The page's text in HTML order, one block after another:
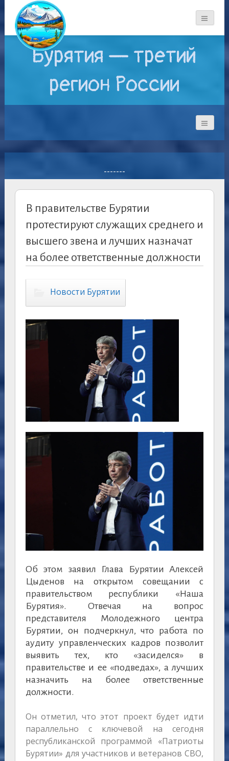
Бурятия — третий
регион России
-------
В правительстве Бурятии
протестируют служащих среднего и
высшего звена и лучших назначат
на более ответственные должности
Новости Бурятии
Об этом заявил Глава Бурятии Алексей
Цыденов на открытом совещании с
правительством республики «Наша
Бурятия». Отвечая на вопрос
представителя Молодежного центра
Бурятии, он подчеркнул, что работа по
аудиту управленческих кадров позволит
выявить тех, кто «засиделся» в
правительстве и ее «подведах», а лучших
назначить на более ответственные
должности.
Он отметил, что этот проект будет идти
параллельно с ключевой на сегодня
республиканской программой «Патриоты
Бурятии» для участников и ветеранов СВО,